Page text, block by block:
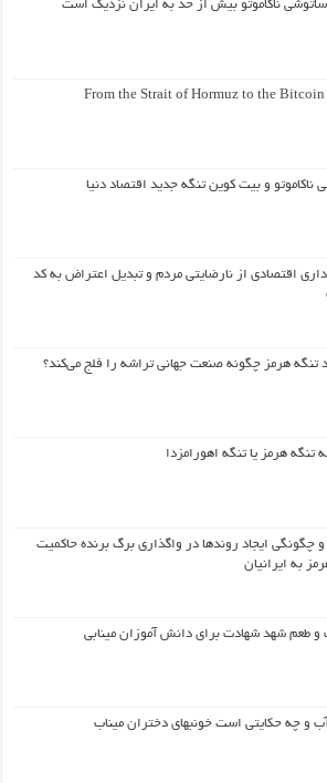
ساتوشی ناکاموتو بیش از حد به ایران نزدیک است
From the Strait of Hormuz to the
ناکاموتو و بیت کوین تنگه جدید اقتصاد دنیا
اقتصادی از نارضایتی مردم و تبدیل اعتراض به کد
تنگه هرمز چگونه صنعت جهانی تراشه را فلج می‌کند؟
تنگه هرمز یا تنگه اهورامزدا
چگونگی ایجاد روندها در واگذاری برگ برنده حاکمیت
به ایرانیان
و طعم شهد شهادت برای دانش آموزان مینابی
و چه حکایتی است خونبهای دختران میناب